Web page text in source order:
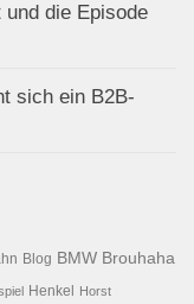
die Episode
sich ein B2B-
Blog BMW Brouhaha
Henkel Horst